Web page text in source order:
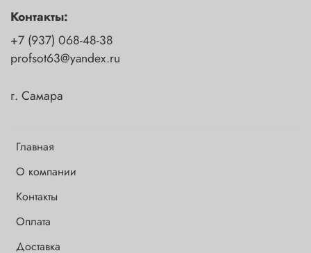
Главная
О компании
Контакты
Оплата
Доставка
Контакты:
+7 (937) 068-48-38
profsot63@yandex.ru
г. Самара